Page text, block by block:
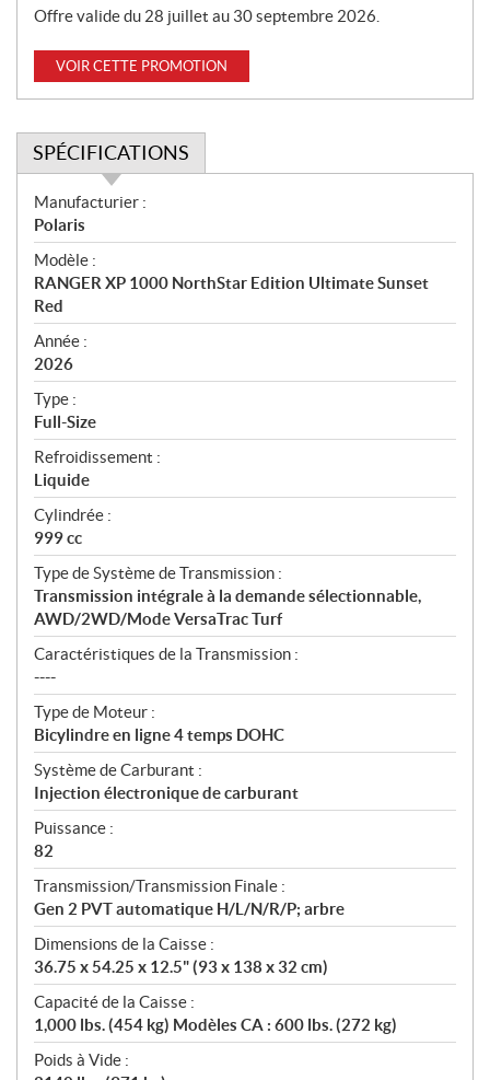
Offre valide du 28 juillet au 30 septembre 2026.
VOIR CETTE PROMOTION
SPÉCIFICATIONS
S
p
é
c
i
f
i
c
a
t
i
o
n
s
Manufacturier :
Polaris
Modèle :
RANGER XP 1000 NorthStar Edition Ultimate Sunset
Red
Année :
2026
Type :
Full-Size
Refroidissement :
Liquide
Cylindrée :
999 cc
Type de Système de Transmission :
Transmission intégrale à la demande sélectionnable,
AWD/2WD/Mode VersaTrac Turf
Caractéristiques de la Transmission :
----
Type de Moteur :
Bicylindre en ligne 4 temps DOHC
Système de Carburant :
Injection électronique de carburant
Puissance :
82
Transmission/Transmission Finale :
Gen 2 PVT automatique H/L/N/R/P; arbre
Dimensions de la Caisse :
36.75 x 54.25 x 12.5" (93 x 138 x 32 cm)
Capacité de la Caisse :
1,000 lbs. (454 kg) Modèles CA : 600 lbs. (272 kg)
Poids à Vide :